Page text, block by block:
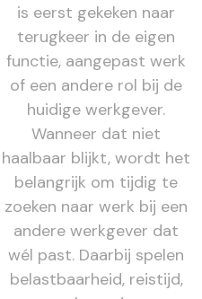
is eerst gekeken naar
terugkeer in de eigen
functie, aangepast werk
of een andere rol bij de
huidige werkgever.
Wanneer dat niet
haalbaar blijkt, wordt het
belangrijk om tijdig te
zoeken naar werk bij een
andere werkgever dat
wél past. Daarbij spelen
belastbaarheid, reistijd,